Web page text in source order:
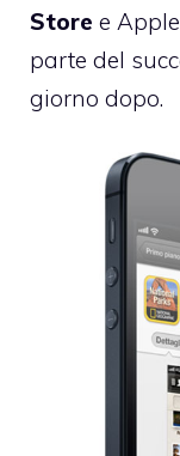
Store e
parte del
giorno dopo.